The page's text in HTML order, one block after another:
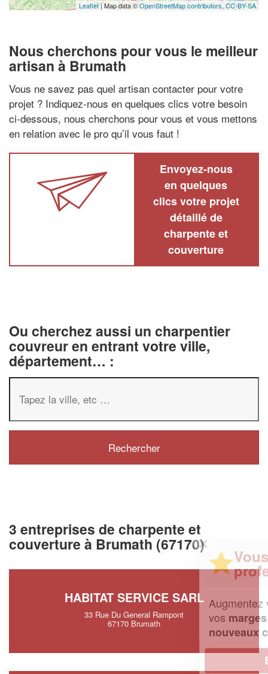
Leaflet| Map data ©OpenStreetMap contributors,CC-BY-SA
Nous cherchons pour vous le meilleur
artisan à Brumath
Vous ne savez pas quel artisan contacter pour votre
projet ? Indiquez-nous en quelques clics votre besoin
ci-dessous, nous cherchons pour vous et vous mettons
en relation avec le pro qu’il vous faut !
Envoyez-nous
en quelques
clics votre projet
détaillé de
charpente et
couverture
Ou cherchez aussi un charpentier
couvreur en entrant votre ville,
département… :
3 entreprises de charpente et
couverture à Brumath (67170)
HABITAT SERVICE SARL
33 Rue Du General Rampont
67170 Brumath
✕
Vous êtes un
professionnel ?
Augmentez votrechiffre d'affaireset
vosmargestout en gagnant de
nouveaux clients